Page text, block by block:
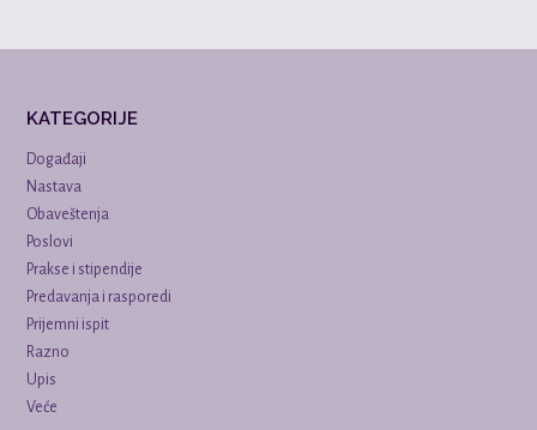
KATEGORIJE
Događaji
Nastava
Obaveštenja
Poslovi
Prakse i stipendije
Predavanja i rasporedi
Prijemni ispit
Razno
Upis
Veće